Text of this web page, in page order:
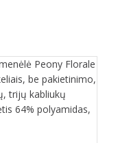
Peony Florale
be pakietinimo,
trijų kabliukų
64% polyamidas,